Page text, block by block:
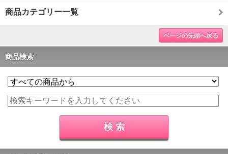
商品カテゴリー一覧
ページの先頭へ戻る
商品検索